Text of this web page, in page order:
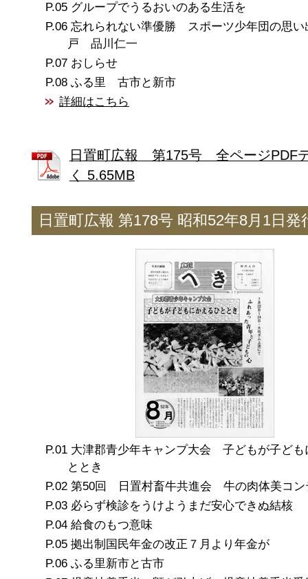
グループでうるおいのある生活を
忘れられない準優勝 スポーツ少年団の思
戸 品川仁一
おしらせ
ふる里 古市と新市
詳細はこちら
日置町広報 第175号 全ページPDF
く 5.65MB
日置町広報 第178号 昭和52年8月1日発
大津郡青少年キャンプ大会 子どもが子ども
ととき
第50回 日置村畜牛共進会 牛の肉体美コン
必らず検診をうけようまだ安心できぬ結核
給食のもつ意味
拠出制国民年金の改正７月より年金が
ふる里新市と古市